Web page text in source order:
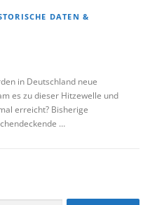
DATEN &
in Deutschland neue
es zu dieser Hitzewelle und
erreicht? Bisherige
…